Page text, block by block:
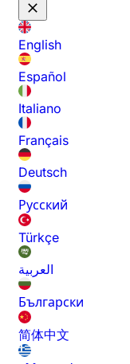
English
Español
Italiano
Français
Deutsch
Русский
Türkçe
العربية
Български
简体中文